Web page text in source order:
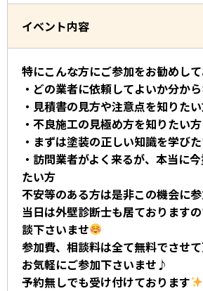
イベント内容
特にこんな方にご参加をお勧めして
・どの業者に依頼してよいか分か
・見積書の見方や注意点を知りた
・不良施工の見極め方を知りたい方
・まずは塗装の正しい知識を学び
・訪問業者がよく来るが、本当に
たい方
不安等のある方は是非この機会に
当日は外壁診断士も居ております
談下さいませ
参加費、相談料は全て無料でさせ
お気軽にご参加下さいませ♪
予約無しでも受け付けております